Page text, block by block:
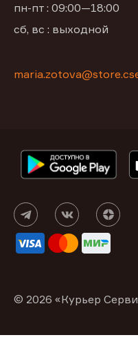
пн-пт : 09:00—18:00
сб, вс : выходной
© 2026 «Курьер